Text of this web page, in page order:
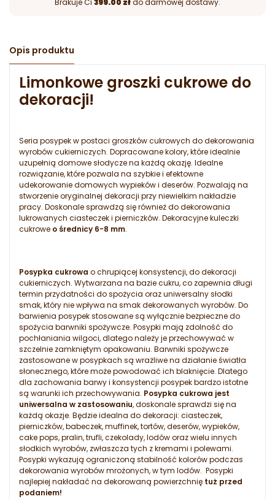
Brakuje Ci 399.00 złdo darmowej dostawy.
Opis produktu
Limonkowe groszki cukrowe do
dekoracji!
Seria posypek w postaci groszków cukrowych do dekorowania
wyrobów cukierniczych. Dopracowane kolory, które idealnie
uzupełnią domowe słodycze na każdą okazję. Idealne
rozwiązanie, które pozwala na szybkie i efektowne
udekorowanie domowych wypieków i deserów. Pozwalają na
stworzenie oryginalnej dekoracji przy niewielkim nakładzie
pracy. Doskonale sprawdzą się również do dekorowania
lukrowanych ciasteczek i pierniczków. Dekoracyjne kuleczki
cukrowe o średnicy 6-8 mm.
Posypka cukrowa o chrupiącej konsystencji, do dekoracji
cukierniczych. Wytwarzana na bazie cukru, co zapewnia długi
termin przydatności do spożycia oraz uniwersalny słodki
smak, który nie wpływa na smak dekorowanych wyrobów. Do
barwienia posypek stosowane są wyłącznie bezpieczne do
spożycia barwniki spożywcze. Posypki mają zdolność do
pochłaniania wilgoci, dlatego należy je przechowywać w
szczelnie zamkniętym opakowaniu. Barwniki spożywcze
zastosowane w posypkach są wrażliwe na działanie światła
słonecznego, które może powodować ich blaknięcie. Dlatego
dla zachowania barwy i konsystencji posypek bardzo istotne
są warunki ich przechowywania. Posypka cukrowa jest
uniwersalna w zastosowaniu, doskonale sprawdzi się na
każdą okazje. Będzie idealna do dekoracji: ciasteczek,
pierniczków, babeczek, muffinek, tortów, deserów, wypieków,
cake pops, pralin, trufli, czekolady, lodów oraz wielu innych
słodkich wyrobów, zwłaszcza tych z kremami i polewami.
Posypki wykazują ograniczoną stabilność kolorów podczas
dekorowania wyrobów mrożonych, w tym lodów. Posypki
najlepiej nakładać na dekorowaną powierzchnię tuż przed
podaniem!